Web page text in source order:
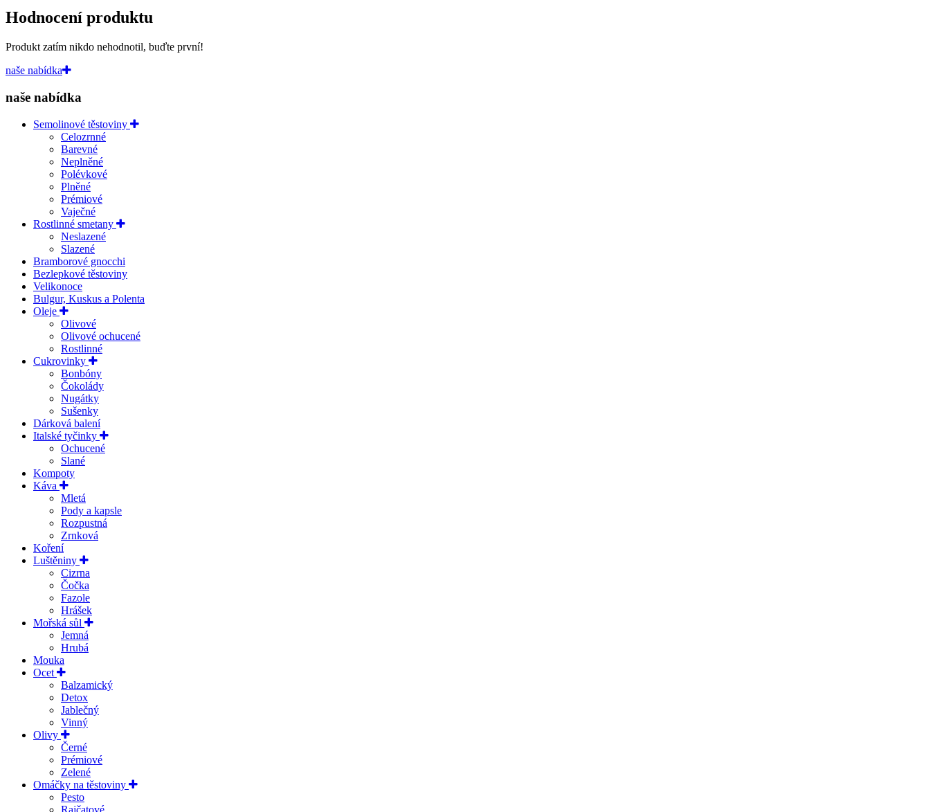
Hodnocení produktu
Produkt zatím nikdo nehodnotil, buďte první!
naše nabídka
naše nabídka
Semolinové těstoviny
Celozrnné
Barevné
Neplněné
Polévkové
Plněné
Prémiové
Vaječné
Rostlinné smetany
Neslazené
Slazené
Bramborové gnocchi
Bezlepkové těstoviny
Velikonoce
Bulgur, Kuskus a Polenta
Oleje
Olivové
Olivové ochucené
Rostlinné
Cukrovinky
Bonbóny
Čokolády
Nugátky
Sušenky
Dárková balení
Italské tyčinky
Ochucené
Slané
Kompoty
Káva
Mletá
Pody a kapsle
Rozpustná
Zrnková
Koření
Luštěniny
Cizrna
Čočka
Fazole
Hrášek
Mořská sůl
Jemná
Hrubá
Mouka
Ocet
Balzamický
Detox
Jablečný
Vinný
Olivy
Černé
Prémiové
Zelené
Omáčky na těstoviny
Pesto
Rajčatové